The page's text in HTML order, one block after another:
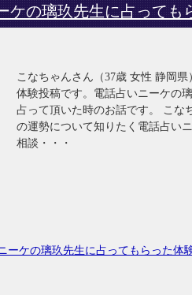
ケの璃玖先生に占っても
こなちゃんさん（37歳 女性 静岡
体験投稿です。電話占いニーケの
占って頂いた時のお話です。 こな
の運勢について知りたく電話占い
相談・・・
ーケの璃玖先生に占ってもらった体